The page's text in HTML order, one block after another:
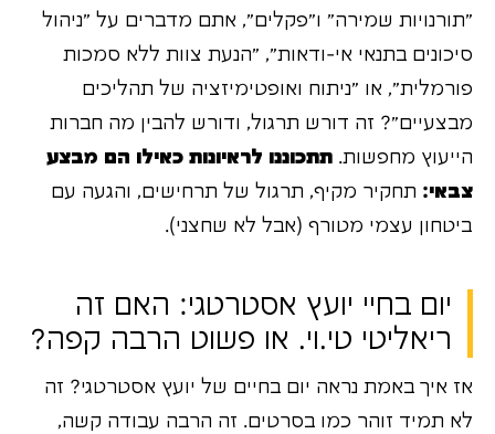
"תורנויות שמירה" ו"פקלים", אתם מדברים על "ניהול
סיכונים בתנאי אי-ודאות", "הנעת צוות ללא סמכות
פורמלית", או "ניתוח ואופטימיזציה של תהליכים
מבצעיים"? זה דורש תרגול, ודורש להבין מה חברות
הייעוץ מחפשות. תתכוננו לראיונות כאילו הם מבצע
צבאי: תחקיר מקיף, תרגול של תרחישים, והגעה עם
ביטחון עצמי מטורף (אבל לא שחצני).
יום בחיי יועץ אסטרטגי: האם זה
ריאליטי טי.וי. או פשוט הרבה קפה?
אז איך באמת נראה יום בחיים של יועץ אסטרטגי? זה
לא תמיד זוהר כמו בסרטים. זה הרבה עבודה קשה,